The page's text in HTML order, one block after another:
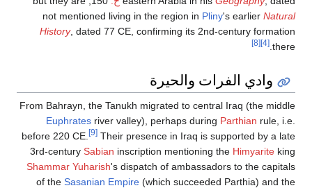
not mentioned living in the region in Pliny's earlier Natural
History, dated 77 CE, confirming its 2nd-century formation
there.
[4]
[8]
وادي الفرات والحيرة
From Bahrayn, the Tanukh migrated to central Iraq (the middle
Euphrates river valley), perhaps during Parthian rule, i.e.
before 220 CE.
[9] Their presence in Iraq is supported by a late
3rd-century Sabian inscription mentioning the Himyarite king
Shammar Yuharish's dispatch of ambassadors to the capitals
of the Sasanian Empire (which succeeded Parthia) and the